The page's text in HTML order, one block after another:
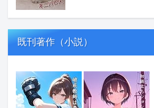
既刊著作（小説）